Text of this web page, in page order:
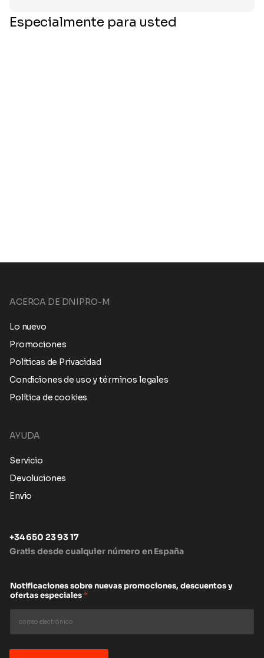
Especialmente para usted
ACERCA DE DNIPRO-M
Lo nuevo
Promociones
Políticas de Privacidad
Condiciones de uso y términos legales
Política de cookies
AYUDA
Servicio
Devoluciones
Envio
+34 650 23 93 17
Gratis desde cualquier número en España
Notificaciones sobre nuevas promociones, descuentos y
ofertas especiales*